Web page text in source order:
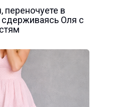
переночуете в
сдерживаясь Оля с